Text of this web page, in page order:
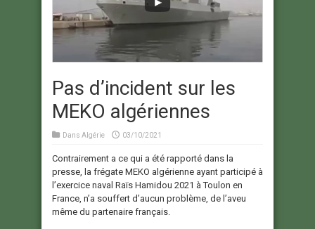
Pas d’incident sur les
MEKO algériennes
Dans Algérie 03/10/2021
Contrairement a ce qui a été rapporté dans la
presse, la frégate MEKO algérienne ayant participé à
l’exercice naval Raïs Hamidou 2021 à Toulon en
France, n’a souffert d’aucun problème, de l’aveu
même du partenaire français.